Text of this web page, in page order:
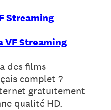
Streaming
VF Streaming
des films
complet ?
gratuitement
qualité HD.